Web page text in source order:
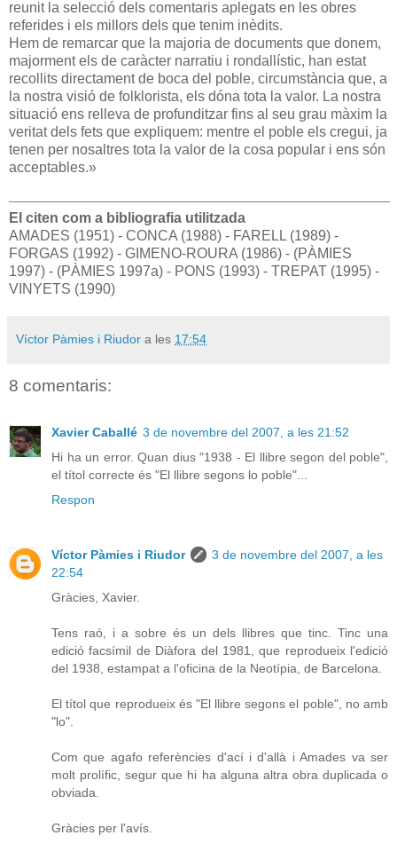
reunit la selecció dels comentaris aplegats en les obres
referides i els millors dels que tenim inèdits.
Hem de remarcar que la majoria de documents que donem,
majorment els de caràcter narratiu i rondallístic, han estat
recollits directament de boca del poble, circumstància que, a
la nostra visió de folklorista, els dóna tota la valor. La nostra
situació ens relleva de profunditzar fins al seu grau màxim la
veritat dels fets que expliquem: mentre el poble els cregui, ja
tenen per nosaltres tota la valor de la cosa popular i ens són
acceptables.»
El citen com a bibliografia utilitzada
AMADES (1951) - CONCA (1988) - FARELL (1989) -
FORGAS (1992) - GIMENO-ROURA (1986) - (PÀMIES
1997) - (PÀMIES 1997a) - PONS (1993) - TREPAT (1995) -
VINYETS (1990)
Víctor Pàmies i Riudor a les 17:54
8 comentaris:
Xavier Caballé 3 de novembre del 2007, a les 21:52
Hi ha un error. Quan dius "1938 - El llibre segon del poble",
el títol correcte és "El llibre segons lo poble"...
Respon
Víctor Pàmies i Riudor
3 de novembre del 2007, a les
22:54
Gràcies, Xavier.
Tens raó, i a sobre és un dels llibres que tinc. Tinc una
edició facsímil de Diàfora del 1981, que reprodueix l'edició
del 1938, estampat a l'oficina de la Neotípia, de Barcelona.
El títol que reprodueix és "El llibre segons el poble", no amb
"lo".
Com que agafo referències d'ací i d'allà i Amades va ser
molt prolífic, segur que hi ha alguna altra obra duplicada o
obviada.
Gràcies per l'avís.